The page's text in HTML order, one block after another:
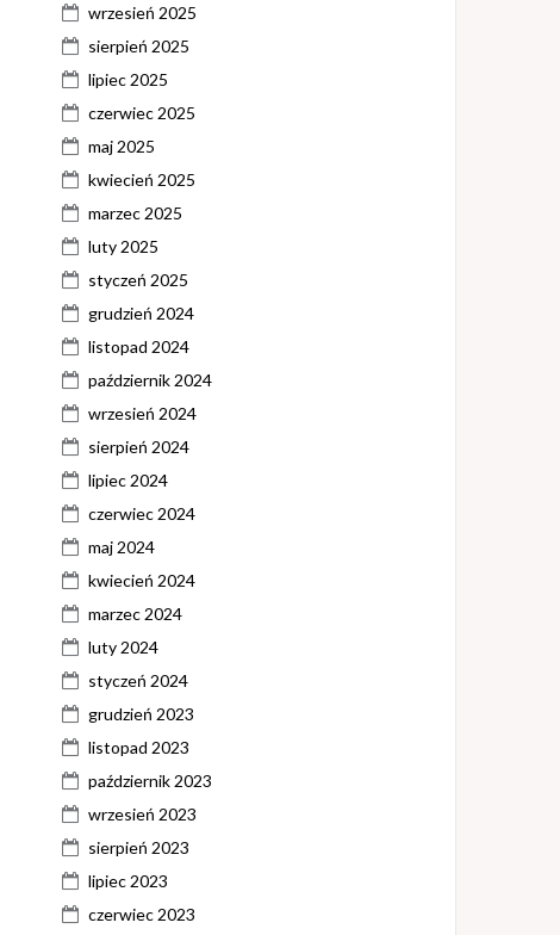
wrzesień 2025
sierpień 2025
lipiec 2025
czerwiec 2025
maj 2025
kwiecień 2025
marzec 2025
luty 2025
styczeń 2025
grudzień 2024
listopad 2024
październik 2024
wrzesień 2024
sierpień 2024
lipiec 2024
czerwiec 2024
maj 2024
kwiecień 2024
marzec 2024
luty 2024
styczeń 2024
grudzień 2023
listopad 2023
październik 2023
wrzesień 2023
sierpień 2023
lipiec 2023
czerwiec 2023